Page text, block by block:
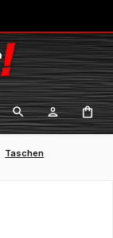
Taschen